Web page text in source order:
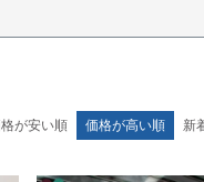
が安い順 価格が高い順 新